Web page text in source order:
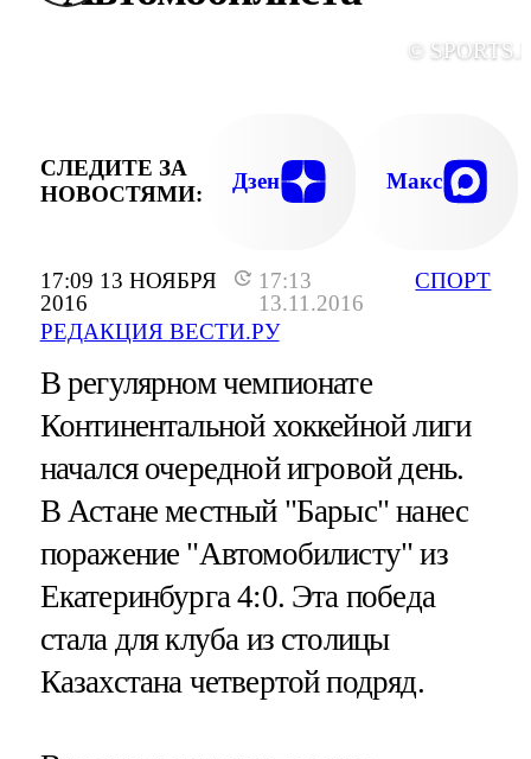
17:09 13 НОЯБРЯ
2016
17:13
13.11.2016
РЕДАКЦИЯ ВЕСТИ.РУ
СПОРТ
©
СЛЕДИТЕ ЗА
НОВОСТЯМИ:
Дзен Макс
В регулярном чемпионате
Континентальной хоккейной лиги
начался очередной игровой день.
В Астане местный "Барыс" нанес
поражение "Автомобилисту" из
Екатеринбурга 4:0. Эта победа
стала для клуба из столицы
Казахстана четвертой подряд.